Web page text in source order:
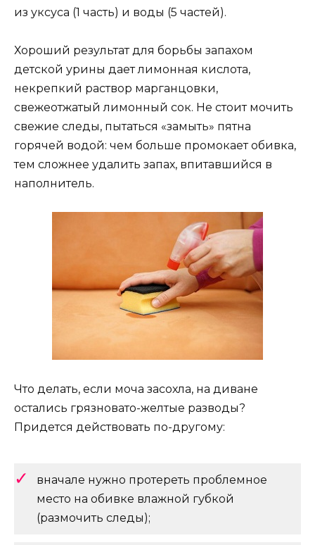
из уксуса (1 часть) и воды (5 частей).
Хороший результат для борьбы запахом
детской урины дает лимонная кислота,
некрепкий раствор марганцовки,
свежеотжатый лимонный сок. Не стоит мочить
свежие следы, пытаться «замыть» пятна
горячей водой: чем больше промокает обивка,
тем сложнее удалить запах, впитавшийся в
наполнитель.
Что делать, если моча засохла, на диване
остались грязновато-желтые разводы?
Придется действовать по-другому:
вначале нужно протереть проблемное
место на обивке влажной губкой
(размочить следы);